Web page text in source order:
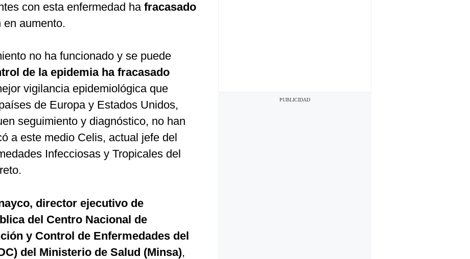
con esta enfermedad ha fracasado
en aumento.
no ha funcionado y se puede
de la epidemia ha fracasado
vigilancia epidemiológica que
de Europa y Estados Unidos,
seguimiento y diagnóstico, no han
a este medio Celis, actual jefe del
Infecciosas y Tropicales del
director ejecutivo de
del Centro Nacional de
y Control de Enfermedades del
del Ministerio de Salud (Minsa),